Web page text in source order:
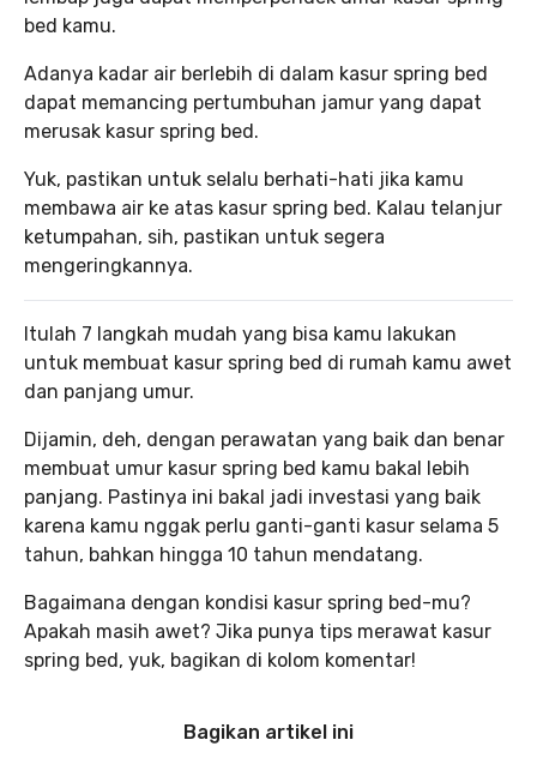
bed kamu.
Adanya kadar air berlebih di dalam kasur spring bed
dapat memancing pertumbuhan jamur yang dapat
merusak kasur spring bed.
Yuk, pastikan untuk selalu berhati-hati jika kamu
membawa air ke atas kasur spring bed. Kalau telanjur
ketumpahan, sih, pastikan untuk segera
mengeringkannya.
Itulah 7 langkah mudah yang bisa kamu lakukan
untuk membuat kasur spring bed di rumah kamu awet
dan panjang umur.
Dijamin, deh, dengan perawatan yang baik dan benar
membuat umur kasur spring bed kamu bakal lebih
panjang. Pastinya ini bakal jadi investasi yang baik
karena kamu nggak perlu ganti-ganti kasur selama 5
tahun, bahkan hingga 10 tahun mendatang.
Bagaimana dengan kondisi kasur spring bed-mu?
Apakah masih awet? Jika punya tips merawat kasur
spring bed, yuk, bagikan di kolom komentar!
Bagikan artikel ini